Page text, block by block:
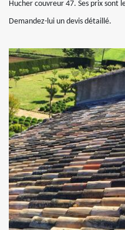
Hucher couvreur 47. Ses prix sont
Demandez-lui un devis détaillé.